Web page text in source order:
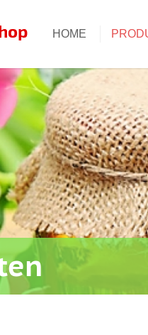
HOME